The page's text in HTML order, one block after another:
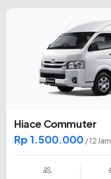
Hiace Commuter
Rp 1.500.000 / 12 Jam